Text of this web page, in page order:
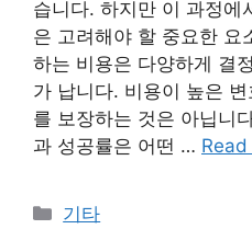
습니다. 하지만 이 과정에
은 고려해야 할 중요한 요
하는 비용은 다양하게 결
가 납니다. 비용이 높은
를 보장하는 것은 아닙니
과 성공률은 어떤 …
Categories
기타